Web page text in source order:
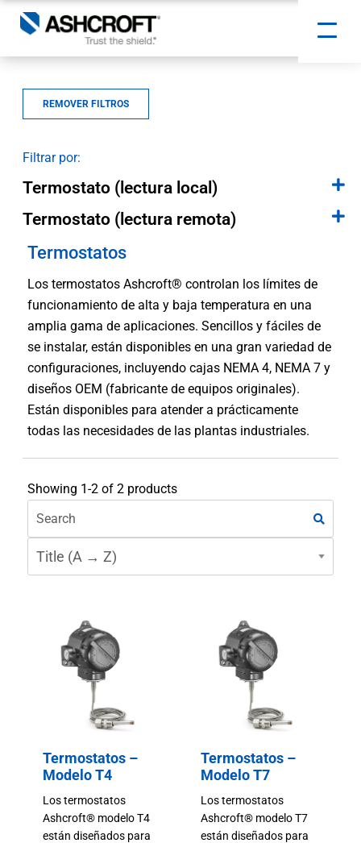
REMOVER FILTROS
Filtrar por:
Termostato (lectura local)
Termostato (lectura remota)
Termostatos
Los termostatos Ashcroft® controlan los límites de
funcionamiento de alta y baja temperatura en una
amplia gama de aplicaciones. Sencillos y fáciles de
se instalar, están disponibles en una gran variedad de
configuraciones, incluyendo cajas NEMA 4, NEMA 7 y
diseños OEM (fabricante de equipos originales).
Están disponibles para atender a prácticamente
todas las necesidades de las plantas industriales.
Showing 1-2 of 2 products
Termostatos –
Modelo T4
Los termostatos
Ashcroft® modelo T4
están diseñados para
Termostatos –
Modelo T7
Los termostatos
Ashcroft® modelo T7
están diseñados para